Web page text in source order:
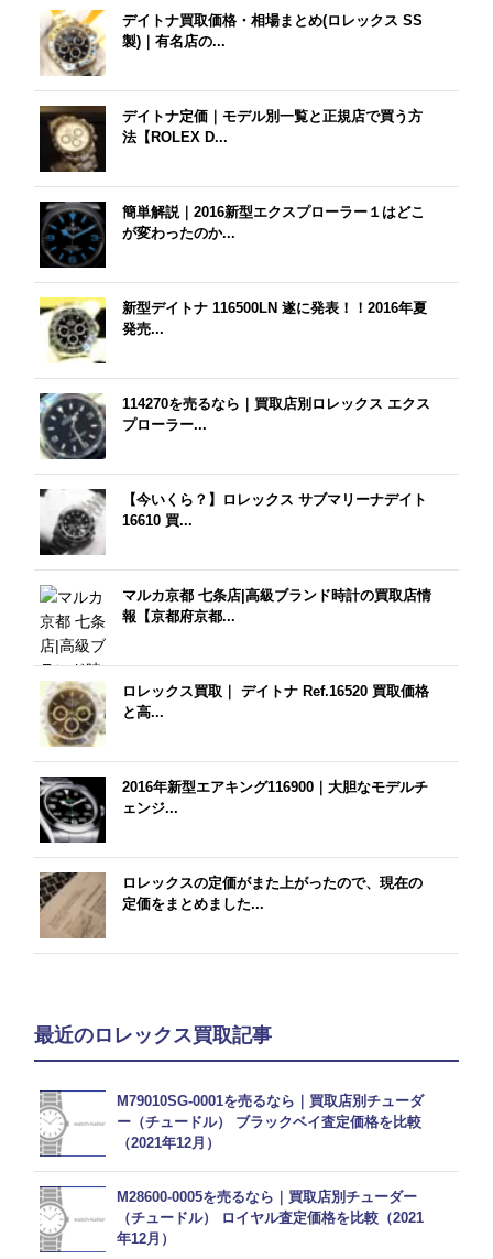
デイトナ買取価格・相場まとめ(ロレックス SS
製)｜有名店の...
デイトナ定価｜モデル別一覧と正規店で買う方
法【ROLEX D...
簡単解説｜2016新型エクスプローラー１はどこ
が変わったのか...
新型デイトナ 116500LN 遂に発表！！2016年夏
発売...
114270を売るなら｜買取店別ロレックス エクス
プローラー...
【今いくら？】ロレックス サブマリーナデイト
16610 買...
マルカ京都 七条店|高級ブランド時計の買取店情
報【京都府京都...
ロレックス買取｜ デイトナ Ref.16520 買取価格
と高...
2016年新型エアキング116900｜大胆なモデルチ
ェンジ...
ロレックスの定価がまた上がったので、現在の
定価をまとめました...
最近のロレックス買取記事
M79010SG-0001を売るなら｜買取店別チューダ
ー（チュードル） ブラックベイ査定価格を比較
（2021年12月）
M28600-0005を売るなら｜買取店別チューダー
（チュードル） ロイヤル査定価格を比較（2021
年12月）